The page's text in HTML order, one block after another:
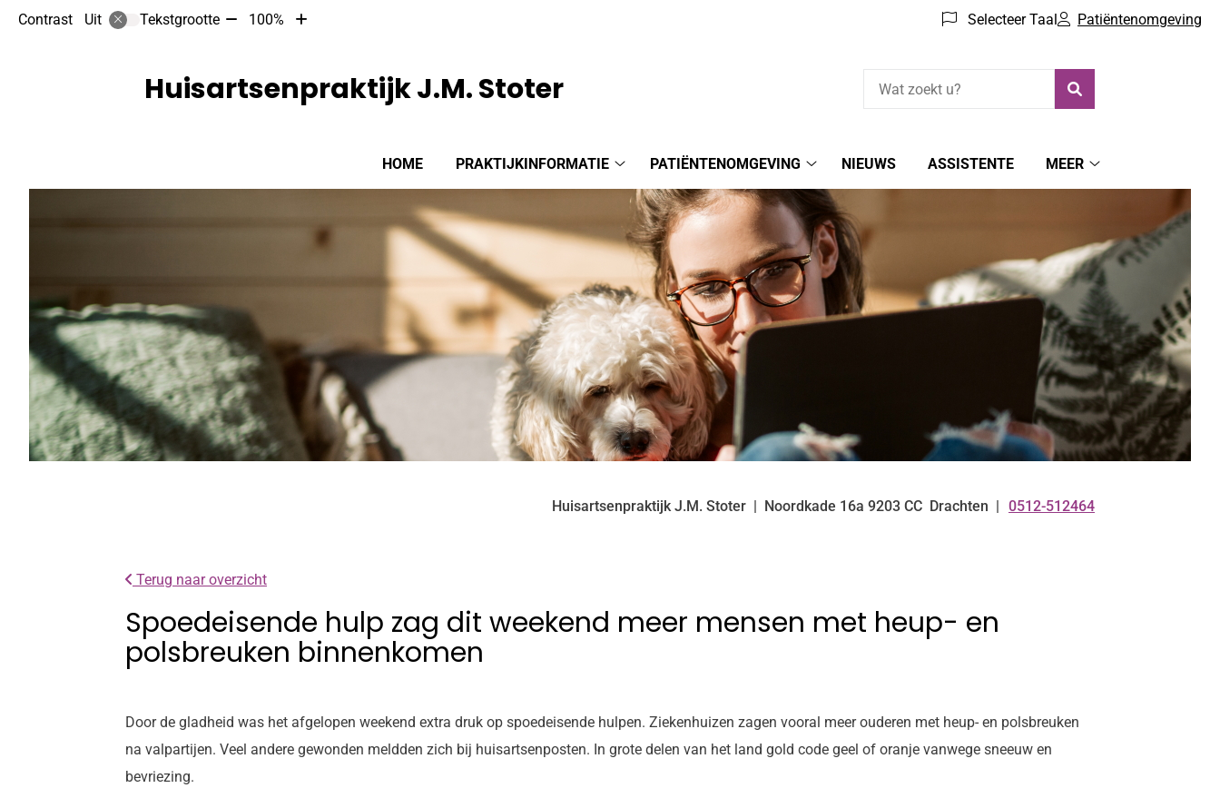
Contrast Uit Tekstgrootte Tekst
10%
100%
Tekst
Selecteer Taal Patiëntenomgeving
HOME
PRAKTIJKINFORMATIE
submenu
PATIËNTENOMGEVING
submenu
NIEUWS ASSISTENTE
MEER
Huisartsenpraktijk J.M. Stoter
Huisartsenpraktijk J.M. Stoter Noordkade 16a 9203 CC Drachten Tel:
0512-512464
Terug naar overzicht
Spoedeisende hulp zag dit weekend meer mensen met heup- en
polsbreuken binnenkomen
Door de gladheid was het afgelopen weekend extra druk op spoedeisende hulpen. Ziekenhuizen zagen vooral meer ouderen met heup- en polsbreuken
na valpartijen. Veel andere gewonden meldden zich bij huisartsenposten. In grote delen van het land gold code geel of oranje vanwege sneeuw en
bevriezing.